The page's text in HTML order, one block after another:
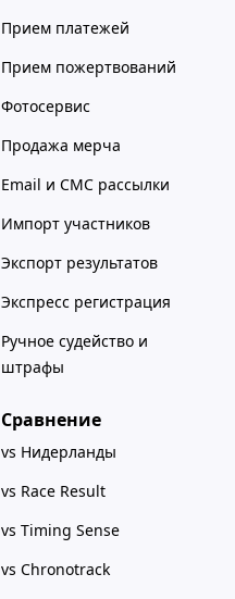
Прием платежей
Прием пожертвований
Фотосервис
Продажа мерча
Email и СМС рассылки
Импорт участников
Экспорт результатов
Экспресс регистрация
Ручное судейство и
штрафы
Сравнение
vs Нидерланды
vs Race Result
vs Timing Sense
vs Chronotrack